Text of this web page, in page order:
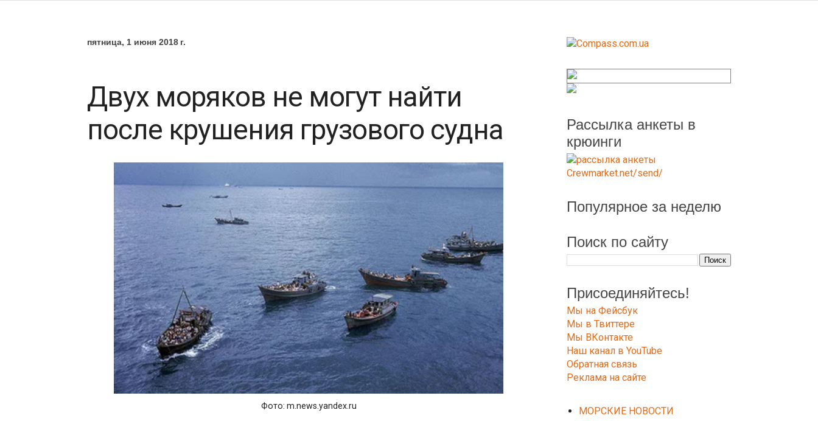
пятница, 1 июня 2018 г.
Двух моряков не могут найти
после крушения грузового судна
Фото: m.news.yandex.ru
Рассылка анкеты в
крюинги
Популярное за неделю
Поиск по сайту
Присоединяйтесь!
Мы на Фейсбук
Мы в Твиттере
Мы ВКонтакте
Наш канал в YouTube
Обратная связь
Реклама на сайте
МОРСКИЕ НОВОСТИ